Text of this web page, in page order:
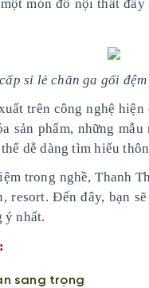
món đồ nội thất
sỉ lẻ chăn ga gối
trên công nghệ
sản phẩm, những
dễ dàng tìm hiểu
trong nghề, Thanh
resort. Đến đây, bạn
ý nhất.
sang trọng